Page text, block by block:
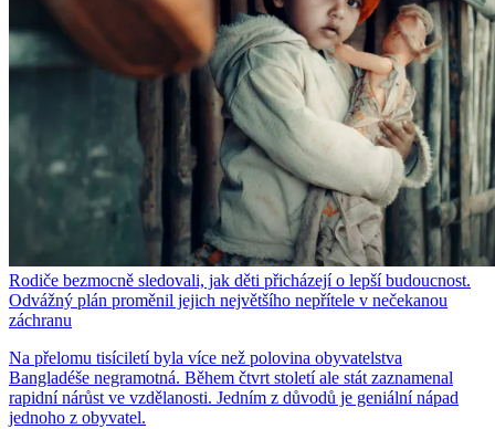
Rodiče bezmocně sledovali, jak děti přicházejí o lepší budoucnost.
Odvážný plán proměnil jejich největšího nepřítele v nečekanou
záchranu
Na přelomu tisíciletí byla více než polovina obyvatelstva
Bangladéše negramotná. Během čtvrt století ale stát zaznamenal
rapidní nárůst ve vzdělanosti. Jedním z důvodů je geniální nápad
jednoho z obyvatel.